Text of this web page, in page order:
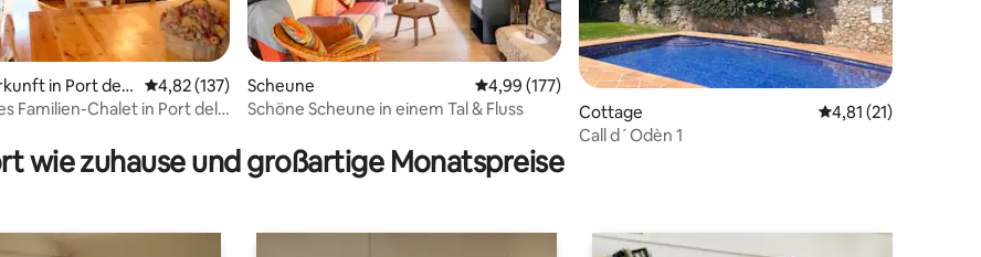
4,95 von 5, 21 Bewertungen
in Port del
Durchschnittliche Bewertung: 4,82 von 5, 137 Bewertungen
4,82 (137)
Familien-Chalet in Port del
Scheune Durchschnittliche Bewertung: 4,99 von 5, 177 Bewertungen
4,99 (177)
Schöne Scheune in einem Tal & Fluss
Cottage Durchschnittliche
4,81 (21)
Call d´Odèn 1
wie zuhause und großartige Monatspreise